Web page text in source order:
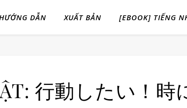
DẪN XUẤT BẢN [EBOOK] TIẾNG
行動したい！時